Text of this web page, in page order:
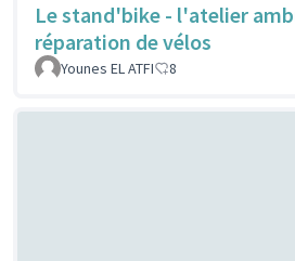
Le stand'bike - l'atelier
réparation de vélos
Younes EL ATFI 8